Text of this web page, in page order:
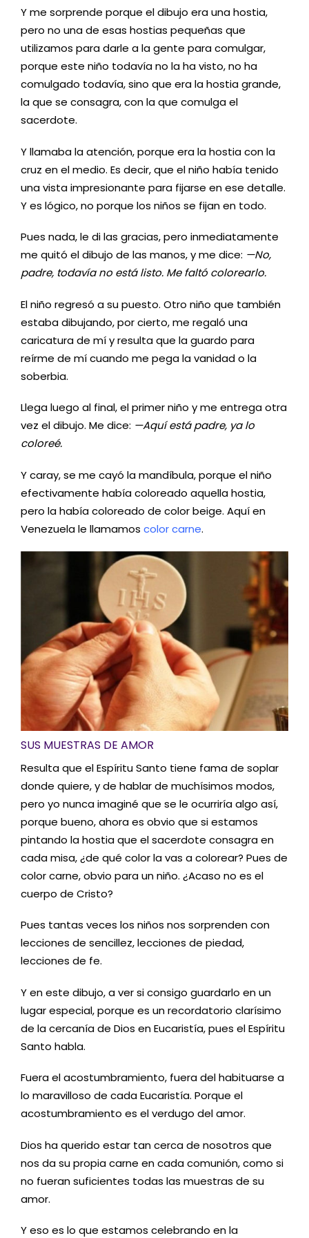
Y me sorprende porque el dibujo era una hostia,
pero no una de esas hostias pequeñas que
utilizamos para darle a la gente para comulgar,
porque este niño todavía no la ha visto, no ha
comulgado todavía, sino que era la hostia grande,
la que se consagra, con la que comulga el
sacerdote.
Y llamaba la atención, porque era la hostia con la
cruz en el medio. Es decir, que el niño había tenido
una vista impresionante para fijarse en ese detalle.
Y es lógico, no porque los niños se fijan en todo.
Pues nada, le di las gracias, pero inmediatamente
me quitó el dibujo de las manos, y me dice: —No,
padre, todavía no está listo. Me faltó colorearlo.
El niño regresó a su puesto. Otro niño que también
estaba dibujando, por cierto, me regaló una
caricatura de mí y resulta que la guardo para
reírme de mí cuando me pega la vanidad o la
soberbia.
Llega luego al final, el primer niño y me entrega otra
vez el dibujo. Me dice: —Aquí está padre, ya lo
coloreé.
Y caray, se me cayó la mandíbula, porque el niño
efectivamente había coloreado aquella hostia,
pero la había coloreado de color beige. Aquí en
Venezuela le llamamos color carne.
SUS MUESTRAS DE AMOR
Resulta que el Espíritu Santo tiene fama de soplar
donde quiere, y de hablar de muchísimos modos,
pero yo nunca imaginé que se le ocurriría algo así,
porque bueno, ahora es obvio que si estamos
pintando la hostia que el sacerdote consagra en
cada misa, ¿de qué color la vas a colorear? Pues de
color carne, obvio para un niño. ¿Acaso no es el
cuerpo de Cristo?
Pues tantas veces los niños nos sorprenden con
lecciones de sencillez, lecciones de piedad,
lecciones de fe.
Y en este dibujo, a ver si consigo guardarlo en un
lugar especial, porque es un recordatorio clarísimo
de la cercanía de Dios en Eucaristía, pues el Espíritu
Santo habla.
Fuera el acostumbramiento, fuera del habituarse a
lo maravilloso de cada Eucaristía. Porque el
acostumbramiento es el verdugo del amor.
Dios ha querido estar tan cerca de nosotros que
nos da su propia carne en cada comunión, como si
no fueran suficientes todas las muestras de su
amor.
Y eso es lo que estamos celebrando en la